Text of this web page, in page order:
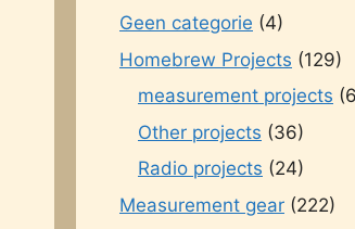
Geen categorie (4)
Homebrew Projects (129)
measurement projects
Other projects (36)
Radio projects (24)
Measurement gear (222)